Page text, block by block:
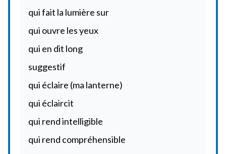
qui fait la lumière sur
qui ouvre les yeux
qui en dit long
suggestif
qui éclaire (ma lanterne)
qui éclaircit
qui rend intelligible
qui rend compréhensible